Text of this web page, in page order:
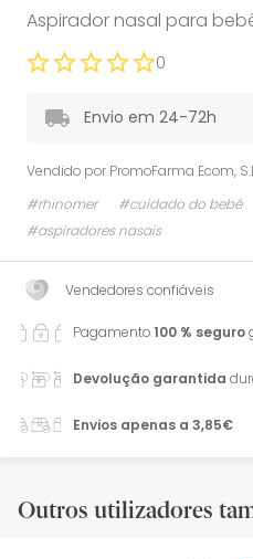
Aspirador nasal para
0
Envio em 24-72h
Vendido por PromoFarma Ecom,
#rhinomer
#cuidado do bebé
#aspiradores nasais
Vendedores confiáveis
Pagamento100 % seguro
Devolução garantida
Envios apenas a 3,85€
Outros utilizadores